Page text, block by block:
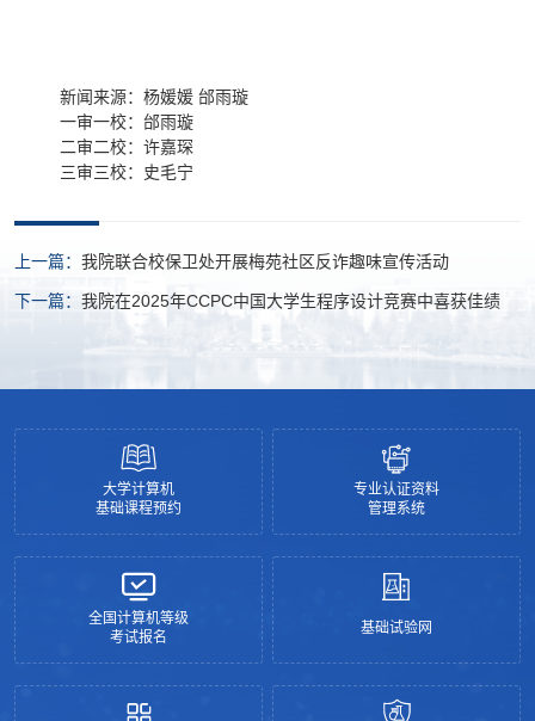
新闻来源：杨媛媛 邰雨璇
一审一校：邰雨璇
二审二校：许嘉琛
三审三校：史毛宁
上一篇： 我院联合校保卫处开展梅苑社区反诈趣味宣传活动
下一篇： 我院在2025年CCPC中国大学生程序设计竞赛中喜获佳绩
大学计算机
基础课程预约
专业认证资料
管理系统
全国计算机等级
考试报名
基础试验网